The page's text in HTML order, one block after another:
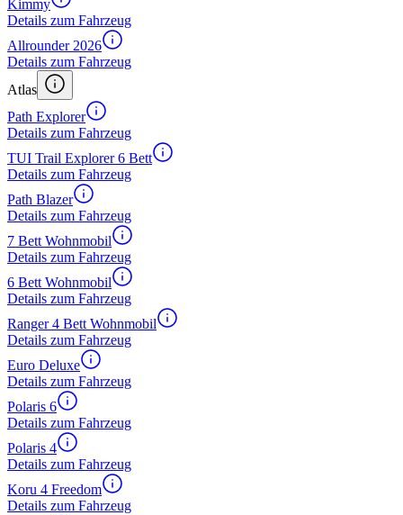
Kimmy
Details zum Fahrzeug
Allrounder 2026
Details zum Fahrzeug
Atlas
Path Explorer
Details zum Fahrzeug
TUI Trail Explorer 6 Bett
Details zum Fahrzeug
Path Blazer
Details zum Fahrzeug
7 Bett Wohnmobil
Details zum Fahrzeug
6 Bett Wohnmobil
Details zum Fahrzeug
Ranger 4 Bett Wohnmobil
Details zum Fahrzeug
Euro Deluxe
Details zum Fahrzeug
Polaris 6
Details zum Fahrzeug
Polaris 4
Details zum Fahrzeug
Koru 4 Freedom
Details zum Fahrzeug